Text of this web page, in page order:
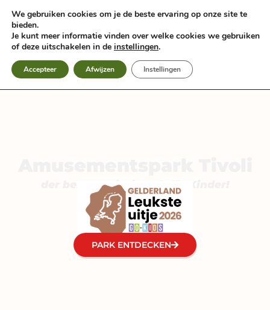
Inhalt
springen
der beste Freizeitpark für Kinder!
PARK ENTDECKEN
We gebruiken cookies om je de beste ervaring op onze site te
bieden.
Je kunt meer informatie vinden over welke cookies we gebruiken
of deze uitschakelen in de instellingen.
Accepteer Afwijzen Instellingen